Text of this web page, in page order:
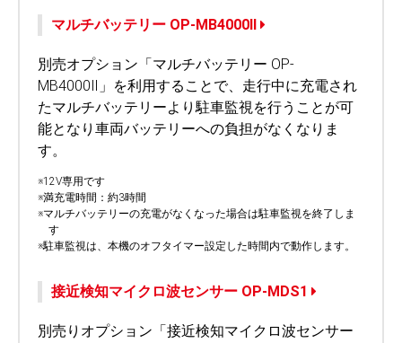
マルチバッテリー OP-MB4000Ⅱ
別売オプション「マルチバッテリー OP-
MB4000Ⅱ」を利用することで、走行中に充電され
たマルチバッテリーより駐車監視を行うことが可
能となり車両バッテリーへの負担がなくなりま
す。
※12V専用です
※満充電時間：約3時間
※マルチバッテリーの充電がなくなった場合は駐車監視を終了しま
す
※駐車監視は、本機のオフタイマー設定した時間内で動作します。
接近検知マイクロ波センサー OP-MDS1
別売りオプション「接近検知マイクロ波センサー